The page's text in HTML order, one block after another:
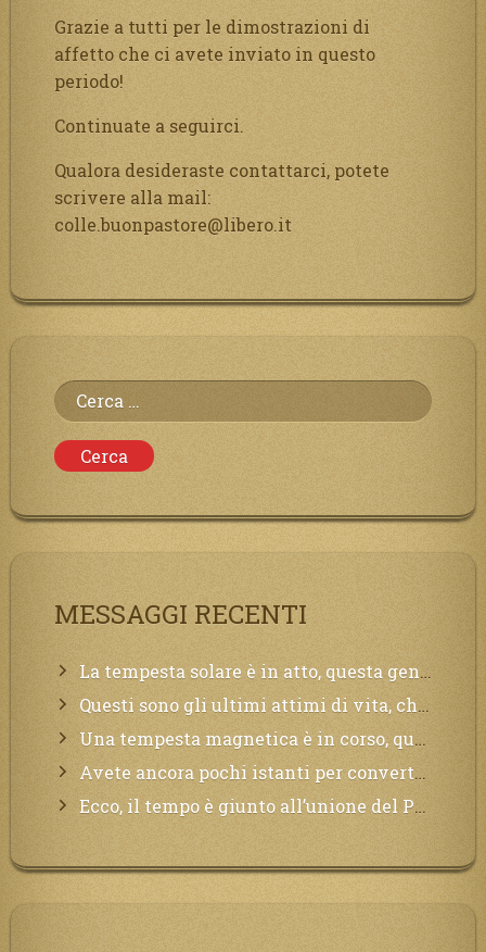
Grazie a tutti per le dimostrazioni di
affetto che ci avete inviato in questo
periodo!
Continuate a seguirci.
Qualora desideraste contattarci, potete
scrivere alla mail:
colle.buonpastore@libero.it
Ricerca
per:
MESSAGGI RECENTI
La tempesta solare è in atto, questa generazione soffrirà molto, la Terra arderà, l’acqua sarà contaminata, il cibo non sarà più nelle vostre mense.
Questi sono gli ultimi attimi di vita, chi si vuole salvare Mi chiami in suo aiuto.
Una tempesta magnetica è in corso, questa generazione patirà. Il black out non tarderà ad arrivare e tutta la Terra sarà oscurata.
Avete ancora pochi istanti per convertirvi, non perdete tempo, la sciagura arriverà all’improvviso e per chi non si sarà preparato saranno dolori.
Ecco, il tempo è giunto all’unione del Padre con il figlio, non avete che da attendere pochissimo.